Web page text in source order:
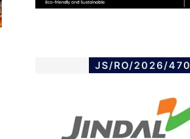
JS/RO/2026/470